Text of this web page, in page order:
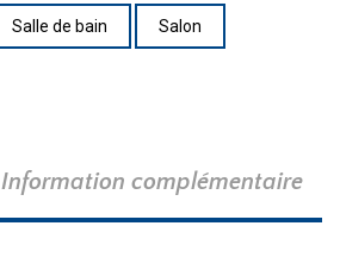
Salle de bain Salon
Information complémentaire